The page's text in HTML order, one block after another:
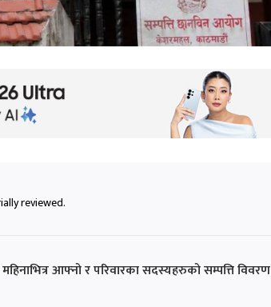
reviewed.
आफ्नो र परिवारका सदस्यहरुको सम्पत्ति विवरण